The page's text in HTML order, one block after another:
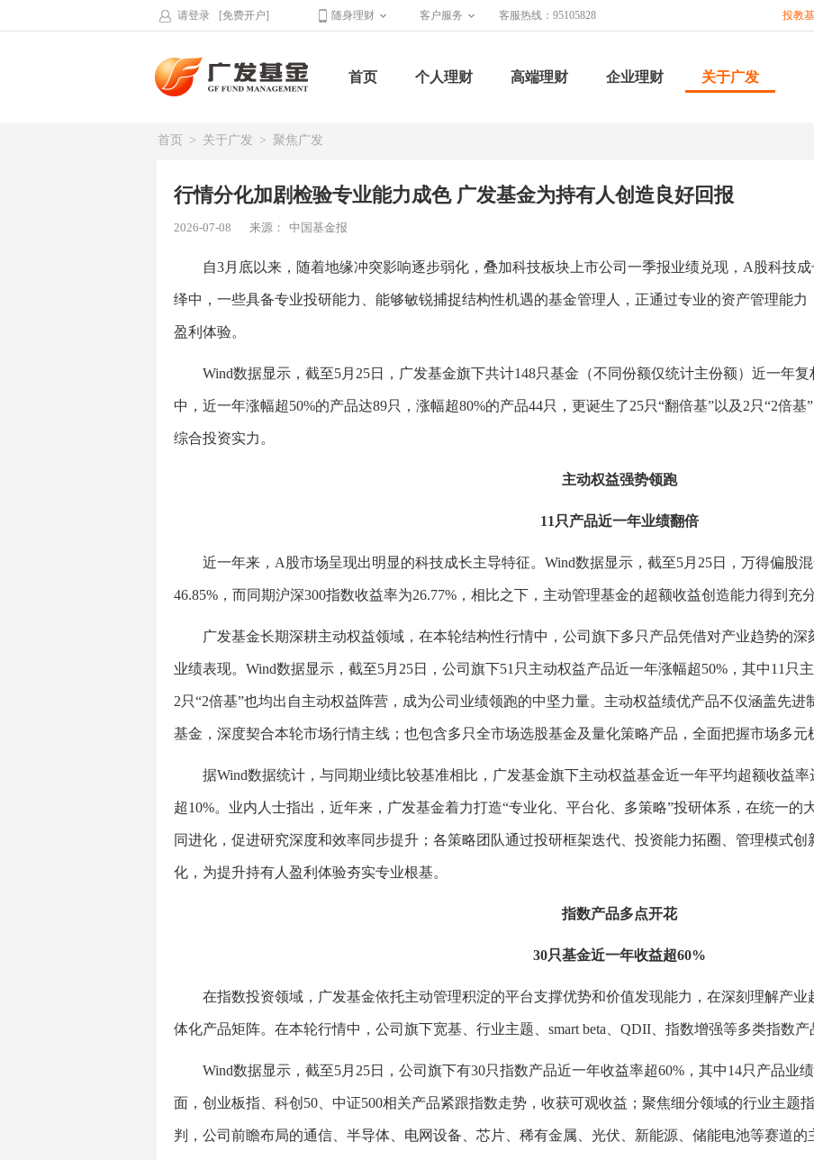
请登录 [免费开户] 随身理财 客户服务 客服热线：95105828 投教
首页 个人理财 高端理财 企业理财 关于广发
首页 > 关于广发 > 聚焦广发
行情分化加剧检验专业能力成色 广发基金为持有人创造良好回报
2026-07-08 来源： 中国基金报
自3月底以来，随着地缘冲突影响逐步弱化，叠加科技板块上市公司一季报业绩兑现，A股科技成
绎中，一些具备专业投研能力、能够敏锐捕捉结构性机遇的基金管理人，正通过专业的资产管理能
盈利体验。
Wind数据显示，截至5月25日，广发基金旗下共计148只基金（不同份额仅统计主份额）近一年复
中，近一年涨幅超50%的产品达89只，涨幅超80%的产品44只，更诞生了25只“翻倍基”以及2只“2倍
综合投资实力。
主动权益强势领跑
11只产品近一年业绩翻倍
近一年来，A股市场呈现出明显的科技成长主导特征。Wind数据显示，截至5月25日，万得偏股
46.85%，而同期沪深300指数收益率为26.77%，相比之下，主动管理基金的超额收益创造能力得到充分
广发基金长期深耕主动权益领域，在本轮结构性行情中，公司旗下多只产品凭借对产业趋势的深
业绩表现。Wind数据显示，截至5月25日，公司旗下51只主动权益产品近一年涨幅超50%，其中11只
2只“2倍基”也均出自主动权益阵营，成为公司业绩领跑的中坚力量。主动权益绩优产品不仅涵盖先
基金，深度契合本轮市场行情主线；也包含多只全市场选股基金及量化策略产品，全面把握市场多元
据Wind数据统计，与同期业绩比较基准相比，广发基金旗下主动权益基金近一年平均超额收益率
超10%。业内人士指出，近年来，广发基金着力打造“专业化、平台化、多策略”投研体系，在统一的
同进化，促进研究深度和效率同步提升；各策略团队通过投研框架迭代、投资能力拓圈、管理模式
化，为提升持有人盈利体验夯实专业根基。
指数产品多点开花
30只基金近一年收益超60%
在指数投资领域，广发基金依托主动管理积淀的平台支撑优势和价值发现能力，在深刻理解产业
体化产品矩阵。在本轮行情中，公司旗下宽基、行业主题、smart beta、QDII、指数增强等多类指数产
Wind数据显示，截至5月25日，公司旗下有30只指数产品近一年收益率超60%，其中14只产品业
面，创业板指、科创50、中证500相关产品紧跟指数走势，收获可观收益；聚焦细分领域的行业主题
判，公司前瞻布局的通信、半导体、电网设备、芯片、稀有金属、光伏、新能源、储能电池等赛道